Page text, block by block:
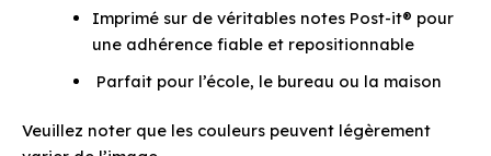
Imprimé sur de véritables notes Post-it® pour
une adhérence fiable et repositionnable
Parfait pour l’école, le bureau ou la maison
Veuillez noter que les couleurs peuvent légèrement